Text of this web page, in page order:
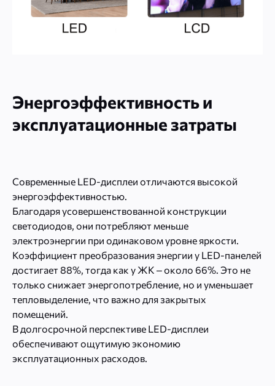
Энергоэффективность и
эксплуатационные затраты
Современные LED-дисплеи отличаются высокой
энергоэффективностью.
Благодаря усовершенствованной конструкции
светодиодов, они потребляют меньше
электроэнергии при одинаковом уровне яркости.
Коэффициент преобразования энергии у LED-панелей
достигает 88%, тогда как у ЖК – около 66%. Это не
только снижает энергопотребление, но и уменьшает
тепловыделение, что важно для закрытых
помещений.
В долгосрочной перспективе LED-дисплеи
обеспечивают ощутимую экономию
эксплуатационных расходов.